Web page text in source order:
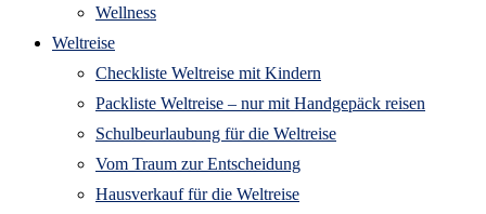
Wellness
Weltreise
Checkliste Weltreise mit Kindern
Packliste Weltreise – nur mit Handgepäck reisen
Schulbeurlaubung für die Weltreise
Vom Traum zur Entscheidung
Hausverkauf für die Weltreise